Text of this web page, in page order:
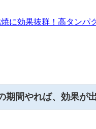
に効果抜群！高タンパ
期間やれば、効果が